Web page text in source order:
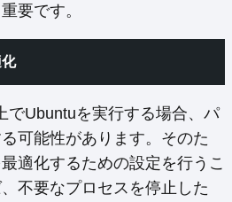
要です。
でUbuntuを実行する場合、パ
可能性があります。そのた
適化するための設定を行うこ
不要なプロセスを停止した